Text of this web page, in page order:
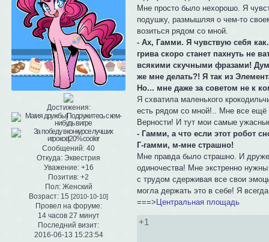
Достижения:
Сообщений: 40
Откуда: Эквестрия
Уважение: +16
Позитив: +2
Пол:Женский
Возраст: 15 [2010-10-10]
Провел на форуме:
14 часов 27 минут
Последний визит:
2016-06-13 15:23:54
Мне просто было нехорошо. Я
подушку, размышляя о чем-то
возиться рядом со мной.
- Ах, Гамми. Я чувствую себя
грива скоро станет пахнуть не
всякими скучными фразами!
же мне делать?! Я так из
Но... мне даже за советом не к
Я схватила маленького
есть рядом со мной!.. Мне все ещё
Верности! И тут мои самые
- Гамми, а что если этот робот
Г-гамми, м-мне страшно!
Мне правда было страшно. И
одиночества! Мне экстренно
с трудом сдерживая все свои
могла держать это в себе! Я
===> Центральная площадь
+1